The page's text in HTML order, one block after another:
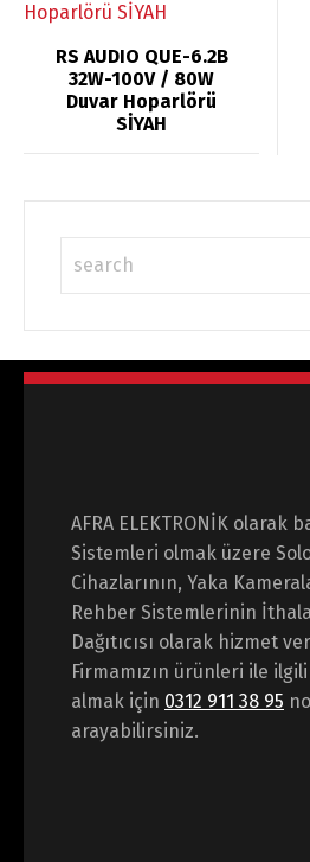
oy aldı
RS AUDIO QUE-6.2B
32W-100V / 80W
Duvar Hoparlörü
SİYAH
AFRA ELEKTRONİK olarak
Sistemleri olmak üzere
Cihazlarının, Yaka
Rehber Sistemlerinin
Dağıtıcısı olarak hizmet
Firmamızın ürünleri ile
almak için 0312 911 38 95
arayabilirsiniz.